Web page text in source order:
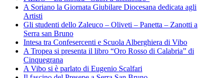
A Soriano la Giornata Giubilare Diocesana dedicata agli
Artisti
Gli studenti dello Zaleuco – Oliveti – Panetta – Zanotti a
Serra san Bruno
Intesa tra Confesercenti e Scuola Alberghiera di Vibo
A Tropea si presenta il libro “Oro Rosso di Calabria” di
Cinquegrana
A Vibo si è parlato di Eugenio Scalfari